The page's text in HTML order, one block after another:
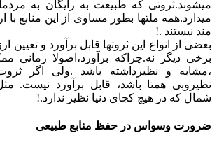
میشوند.ثروتی که طبیعت به رایگان به
میدارد.همه ملتها بطور مساوی از این منابع
مند نیستند .!
بعضی از انواع این ثروتها قابل برآورد و تعیین
برخی دیگر نه.چراکه برآورد،اصولا
،مشابه و نظیرداشته باشد .ولی اگر
نظیروبی همتا باشد، قابل برآورد نیست.
شمال که در هیچ کجای دنیا نظیر ندارد.!
ضرورت وسواس در حفظ منابع طبیعی